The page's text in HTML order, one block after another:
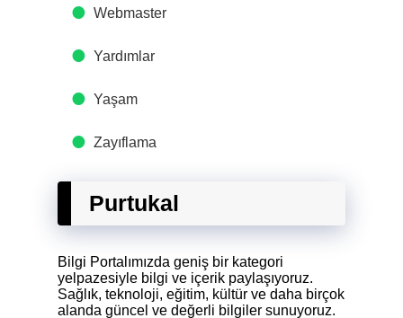
Webmaster
Yardımlar
Yaşam
Zayıflama
Purtukal
Bilgi Portalımızda geniş bir kategori
yelpazesiyle bilgi ve içerik paylaşıyoruz.
Sağlık, teknoloji, eğitim, kültür ve daha birçok
alanda güncel ve değerli bilgiler sunuyoruz.